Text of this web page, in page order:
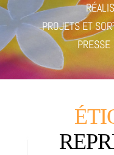
PROJETS ET
PRESSE